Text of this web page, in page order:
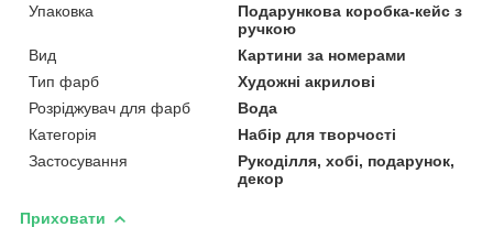
Упаковка
Подарункова коробка-кейс з
ручкою
Вид
Картини за номерами
Тип фарб
Художні акрилові
Розріджувач для фарб
Вода
Категорія
Набір для творчості
Застосування
Рукоділля, хобі, подарунок,
декор
Приховати